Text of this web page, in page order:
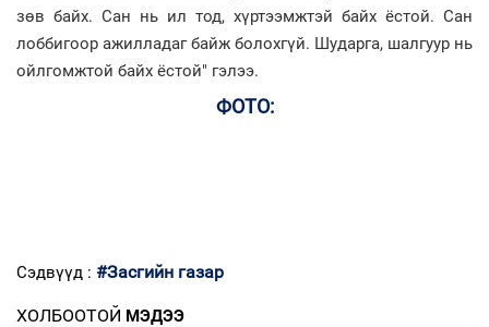
зөв байх. Сан нь ил тод, хүртээмжтэй байх ёстой. Сан
лоббигоор ажилладаг байж болохгүй. Шударга, шалгуур нь
ойлгомжтой байх ёстой" гэлээ.
ФОТО:
Сэдвүүд : #Засгийн газар
ХОЛБООТОЙ МЭДЭЭ